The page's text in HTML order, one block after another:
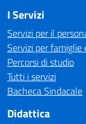
I Servizi
Servizi per il
Servizi per
Percorsi di studio
Tutti i servizi
Bacheca Sindacale
Didattica